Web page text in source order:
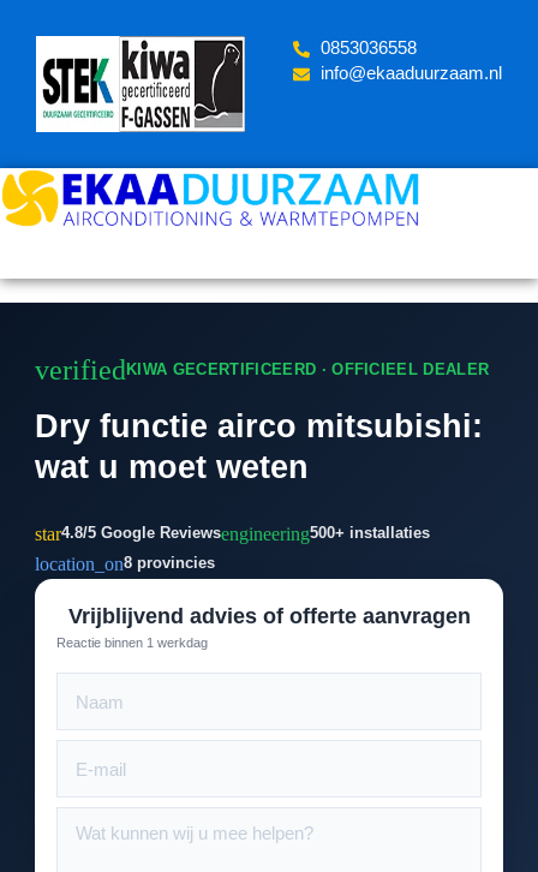
content
‪0853036558
info@ekaaduurzaam.nl
verified KIWA GECERTIFICEERD · OFFICIEEL DEALER
Dry functie airco mitsubishi:
wat u moet weten
star4.8/5 Google Reviewsengineering500+ installaties
location_on8 provincies
Vrijblijvend advies of offerte aanvragen
Reactie binnen 1 werkdag